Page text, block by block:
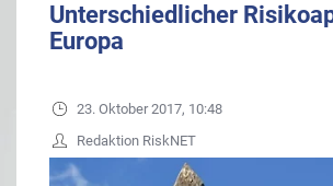
Unterschiedlicher
Europa
23. Oktober 2017, 10:48
Redaktion RiskNET